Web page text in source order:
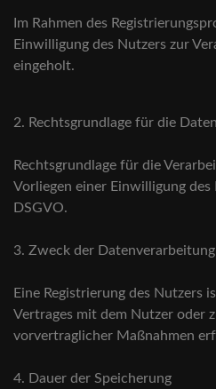
Im Rahmen des
Einwilligung des Nutzers zur
eingeholt.
2. Rechtsgrundlage für die
Rechtsgrundlage für die
Vorliegen einer Einwilligung
DSGVO.
3. Zweck der Datenverarbeitung
Eine Registrierung des Nutzers
Vertrages mit dem Nutzer oder
vorvertraglicher Maßnahmen
4. Dauer der Speicherung